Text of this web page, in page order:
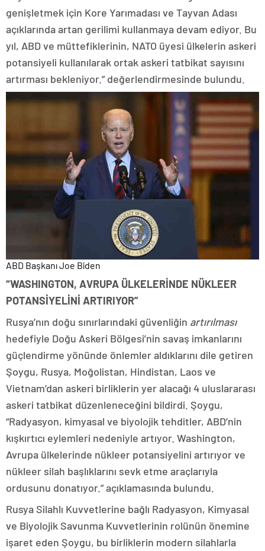
genişletmek için Kore Yarımadası ve Tayvan Adası
açıklarında artan gerilimi kullanmaya devam ediyor. Bu
yıl, ABD ve müttefiklerinin, NATO üyesi ülkelerin askeri
potansiyeli kullanılarak ortak askeri tatbikat sayısını
artırması bekleniyor.” değerlendirmesinde bulundu.
ABD Başkanı Joe Biden
“WASHINGTON, AVRUPA ÜLKELERİNDE NÜKLEER
POTANSİYELİNİ ARTIRIYOR”
Rusya’nın doğu sınırlarındaki güvenliğin artırılması
hedefiyle Doğu Askeri Bölgesi’nin savaş imkanlarını
güçlendirme yönünde önlemler aldıklarını dile getiren
Şoygu, Rusya, Moğolistan, Hindistan, Laos ve
Vietnam’dan askeri birliklerin yer alacağı 4 uluslararası
askeri tatbikat düzenleneceğini bildirdi. Şoygu,
“Radyasyon, kimyasal ve biyolojik tehditler, ABD’nin
kışkırtıcı eylemleri nedeniyle artıyor. Washington,
Avrupa ülkelerinde nükleer potansiyelini artırıyor ve
nükleer silah başlıklarını sevk etme araçlarıyla
ordusunu donatıyor.” açıklamasında bulundu.
Rusya Silahlı Kuvvetlerine bağlı Radyasyon, Kimyasal
ve Biyolojik Savunma Kuvvetlerinin rolünün önemine
işaret eden Şoygu, bu birliklerin modern silahlarla